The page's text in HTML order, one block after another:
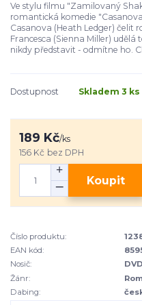
Ve stylu filmu "Zamilovaný
romantická komedie
Casanova (Heath Ledger) čelit
Francesca (Sienna Miller) udělá
nikdy představit - odmítne ho.
Dostupnost Skladem 3 ks
189 Kč/ks
156 Kč bez DPH
Koupit
Číslo produktu:
EAN kód:
Nosič:
DVD
Žánr:
Dabing: